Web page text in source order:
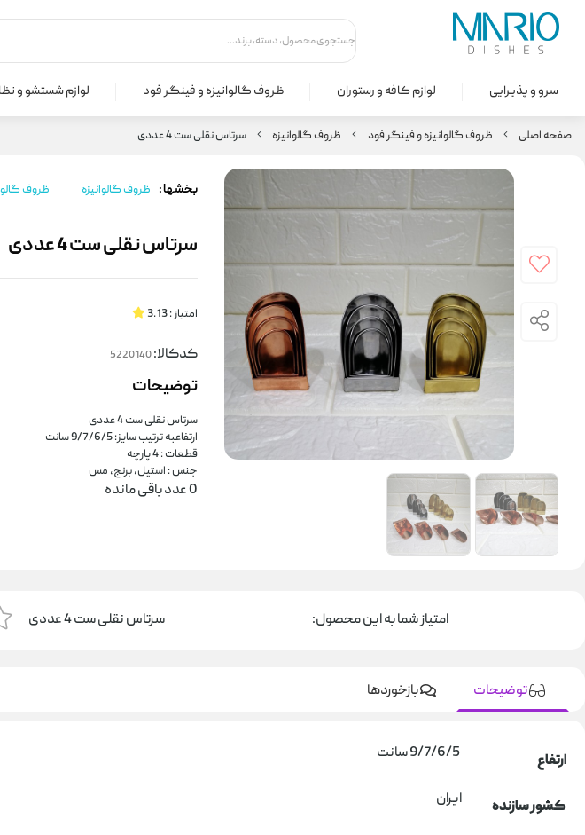
سرو و پذیرایی لوازم کافه و رستوران ظروف گالوانیزه و فینگر فود لوازم شستشو و
صفحه اصلی ظروف گالوانیزه و فینگر فود ظروف گالوانیزه سرتاس نقلی ست 4 عددی
بخشها : ظروف گالوانیزه ظروف
سرتاس نقلی ست 4 عددی
امتیاز :3.13
کدکالا:
توضیحات
سرتاس نقلی ست 4 عددی
ارتفاعبه ترتیب سایز: 9/7/6/5 سانت
قطعات : 4 پارچه
جنس : استیل، برنج، مس
0عدد باقی مانده
امتیاز شما به این محصول: سرتاس نقلی ست 4 عددی
توضیحات بازخوردها
ارتفاع
کشور سازنده ایران